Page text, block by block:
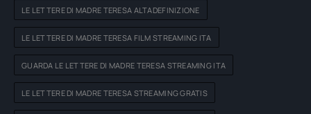
LE LETTERE DI MADRE TERESA ALTADEFINIZIONE
LE LETTERE DI MADRE TERESA FILM STREAMING ITA
GUARDA LE LETTERE DI MADRE TERESA STREAMING ITA
LE LETTERE DI MADRE TERESA STREAMING GRATIS